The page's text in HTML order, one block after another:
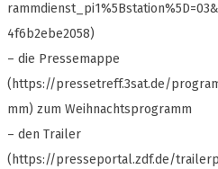
4f6b2ebe2058)
– die Pressemappe
(https://pressetreff.3sat.de/
mm) zum Weihnachtsprogramm
– den Trailer
(https://presseportal.zdf.de/